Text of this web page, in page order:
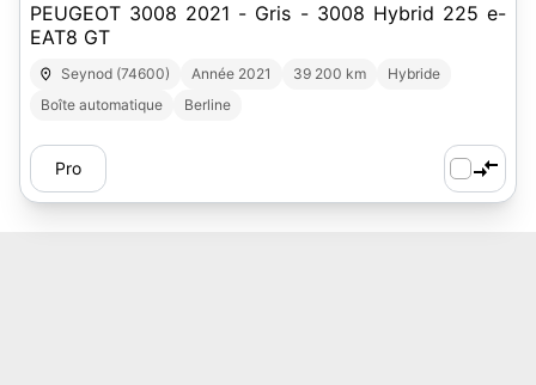
PEUGEOT 3008 2021 - Gris - 3008 Hybrid 225 e-
EAT8 GT
Seynod (74600) Année 2021 39 200 km
Hybride
Boîte automatique
Berline
Pro